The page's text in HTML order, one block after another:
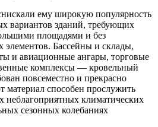
ему широкую популярность
вариантов зданий, требующих
площадями и без
Бассейны и склады,
и авиационные ангары, торговые
комплексы — кровельный
повсеместно и прекрасно
материал способен прослужить
неблагоприятных климатических
сезонных колебаниях